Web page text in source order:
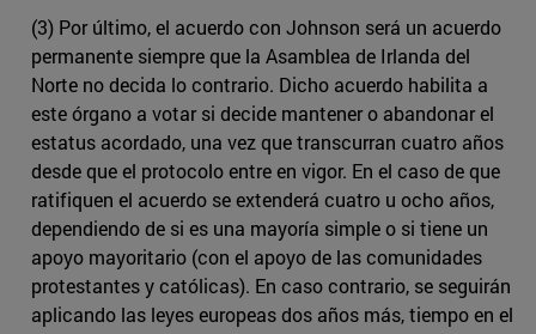
(3) Por último, el acuerdo con Johnson será un acuerdo
permanente siempre que la Asamblea de Irlanda del
Norte no decida lo contrario. Dicho acuerdo habilita a
este órgano a votar si decide mantener o abandonar el
estatus acordado, una vez que transcurran cuatro años
desde que el protocolo entre en vigor. En el caso de que
ratifiquen el acuerdo se extenderá cuatro u ocho años,
dependiendo de si es una mayoría simple o si tiene un
apoyo mayoritario (con el apoyo de las comunidades
protestantes y católicas). En caso contrario, se seguirán
aplicando las leyes europeas dos años más, tiempo en el